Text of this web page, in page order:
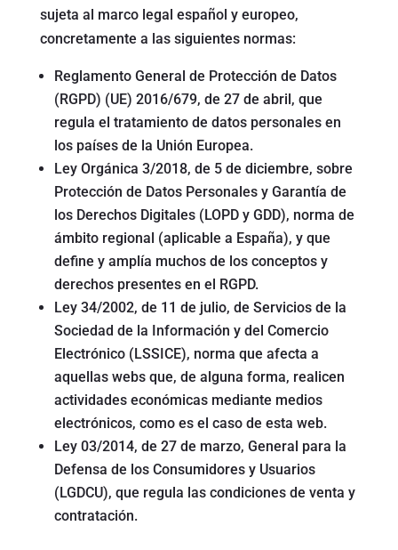
sujeta al marco legal español y europeo,
concretamente a las siguientes normas:
Reglamento General de Protección de Datos
(RGPD) (UE) 2016/679, de 27 de abril, que
regula el tratamiento de datos personales en
los países de la Unión Europea.
Ley Orgánica 3/2018, de 5 de diciembre, sobre
Protección de Datos Personales y Garantía de
los Derechos Digitales (LOPD y GDD), norma de
ámbito regional (aplicable a España), y que
define y amplía muchos de los conceptos y
derechos presentes en el RGPD.
Ley 34/2002, de 11 de julio, de Servicios de la
Sociedad de la Información y del Comercio
Electrónico (LSSICE), norma que afecta a
aquellas webs que, de alguna forma, realicen
actividades económicas mediante medios
electrónicos, como es el caso de esta web.
Ley 03/2014, de 27 de marzo, General para la
Defensa de los Consumidores y Usuarios
(LGDCU), que regula las condiciones de venta y
contratación.